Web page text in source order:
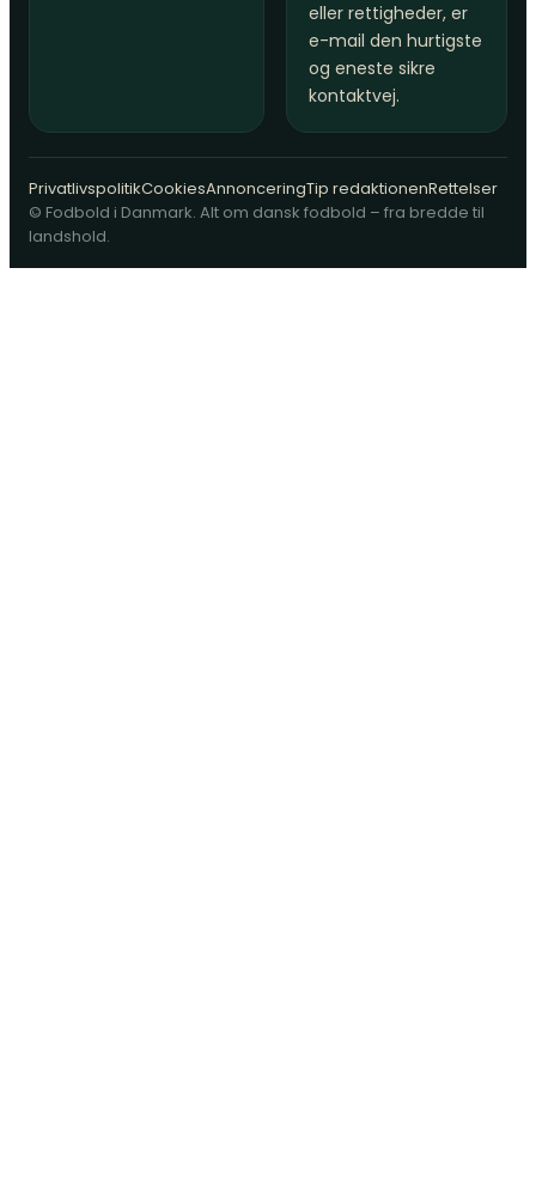
eller rettigheder, er
e-mail den hurtigste
og eneste sikre
kontaktvej.
PrivatlivspolitikCookiesAnnonceringTip redaktionenRettelser
© Fodbold i Danmark. Alt om dansk fodbold – fra bredde til
landshold.